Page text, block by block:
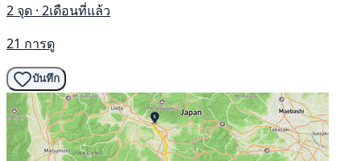
2 จุด · 2เดือนที่แล้ว
21 การดู
บันทึก